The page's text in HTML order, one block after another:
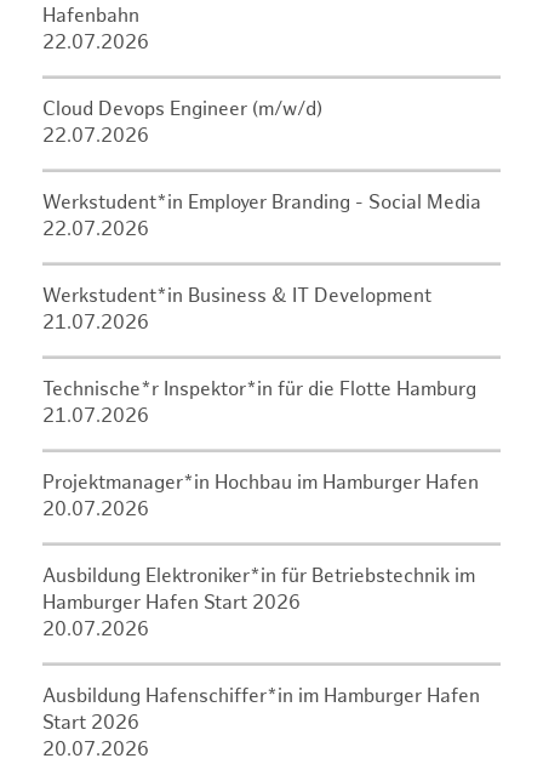
Hafenbahn
22.07.2026
Cloud Devops Engineer (m/w/d)
22.07.2026
Werkstudent*in Employer Branding - Social Media
22.07.2026
Werkstudent*in Business & IT Development
21.07.2026
Technische*r Inspektor*in für die Flotte Hamburg
21.07.2026
Projektmanager*in Hochbau im Hamburger Hafen
20.07.2026
Ausbildung Elektroniker*in für Betriebstechnik im
Hamburger Hafen Start 2026
20.07.2026
Ausbildung Hafenschiffer*in im Hamburger Hafen
Start 2026
20.07.2026